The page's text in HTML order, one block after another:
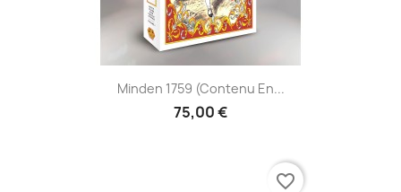
Minden 1759 (contenu En...
75,00 €
favorite_border